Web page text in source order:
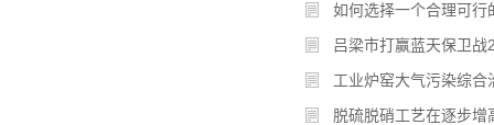
如何选择一个合理可行
吕梁市打赢蓝天保卫战
工业炉窑大气污染综合
脱硫脱硝工艺在逐步增